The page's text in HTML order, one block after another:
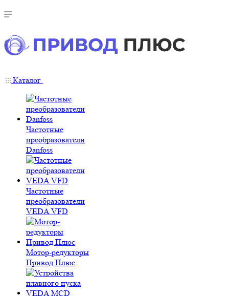
Каталог
Частотные
преобразователи
Danfoss
Частотные
преобразователи
VEDA VFD
Мотор-редукторы
Привод Плюс